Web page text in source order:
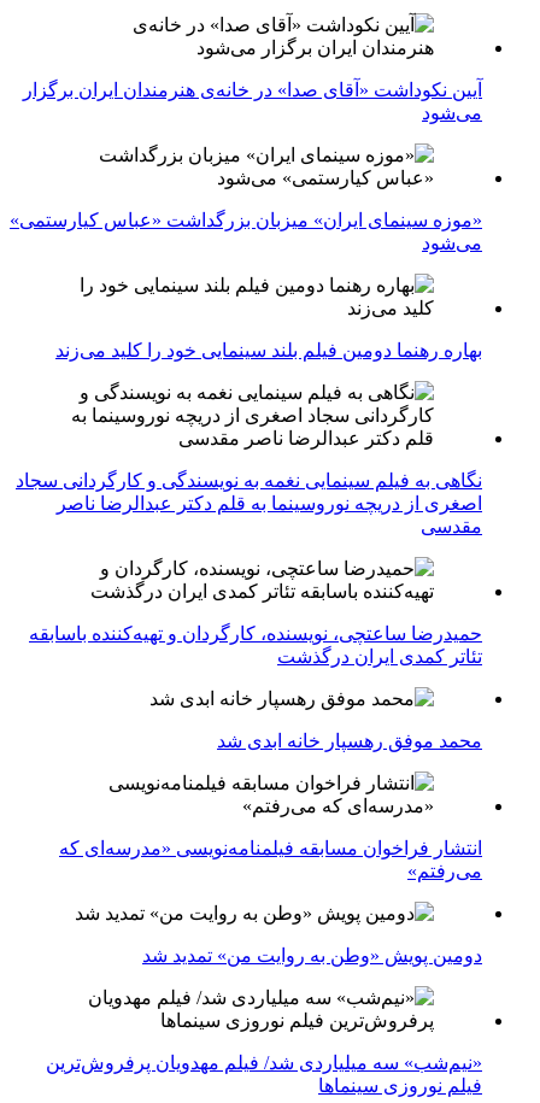
آیین نکوداشت «آقای صدا» در خانه‌ی هنرمندان ایران برگزار
می‌شود
«موزه سینمای ایران» میزبان بزرگداشت «عباس کیارستمی»
می‌شود
بهاره رهنما دومین فیلم بلند سینمایی خود را کلید می‌زند
نگاهی به فیلم سینمایی نغمه به نویسندگی و کارگردانی سجاد
اصغری از دریچه نوروسینما به قلم دکتر عبدالرضا ناصر
مقدسی
حمیدرضا ساعتچی، نویسنده، کارگردان و تهیه‌کننده باسابقه
تئاتر کمدی ایران درگذشت
محمد موفق رهسپار خانه ابدی شد
انتشار فراخوان مسابقه فیلمنامه‌نویسی «مدرسه‌ای که
می‌رفتم»
دومین پویش «وطن به روایت من» تمدید شد
«نیم‌شب» سه میلیاردی شد/ فیلم مهدویان پرفروش‌ترین
فیلم نوروزی سینماها